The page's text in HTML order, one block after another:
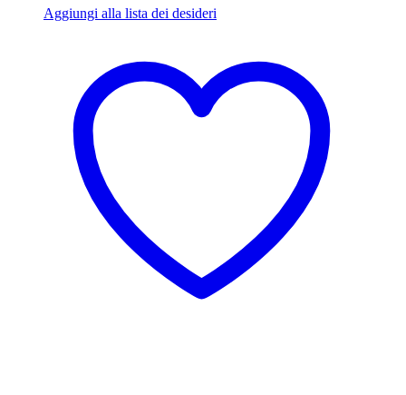
Aggiungi alla lista dei desideri